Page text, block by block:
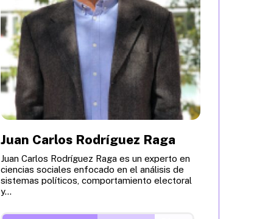
Juan Carlos Rodríguez Raga
Juan Carlos Rodríguez Raga es un experto en
ciencias sociales enfocado en el análisis de
sistemas políticos, comportamiento electoral
y...